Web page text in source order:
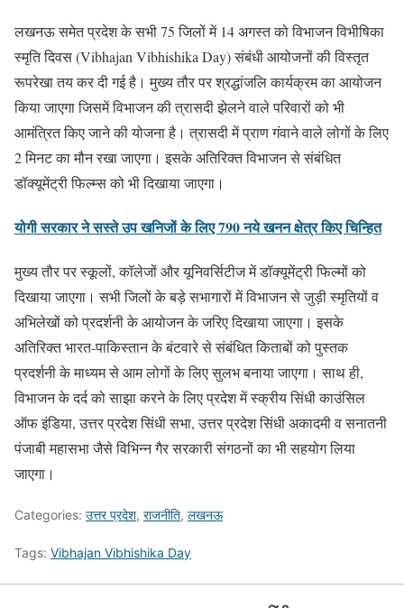
लखनऊ समेत प्रदेश के सभी 75 जिलों में 14 अगस्त को विभाजन विभीषिका
स्मृति दिवस (Vibhajan Vibhishika Day) संबंधी आयोजनों की विस्तृत
रूपरेखा तय कर दी गई है। मुख्य तौर पर श्रद्धांजलि कार्यक्रम का आयोजन
किया जाएगा जिसमें विभाजन की त्रासदी झेलने वाले परिवारों को भी
आमंत्रित किए जाने की योजना है। त्रासदी में प्राण गंवाने वाले लोगों के लिए
2 मिनट का मौन रखा जाएगा। इसके अतिरिक्त विभाजन से संबंधित
डॉक्यूमेंट्री फिल्म्स को भी दिखाया जाएगा।
योगी सरकार ने सस्ते उप खनिजों के लिए 790 नये खनन क्षेत्र किए चिन्हित
मुख्य तौर पर स्कूलों, कॉलेजों और यूनिवर्सिटीज में डॉक्यूमेंट्री फिल्मों को
दिखाया जाएगा। सभी जिलों के बड़े सभागारों में विभाजन से जुड़ी स्मृतियों व
अभिलेखों को प्रदर्शनी के आयोजन के जरिए दिखाया जाएगा। इसके
अतिरिक्त भारत-पाकिस्तान के बंटवारे से संबंधित किताबों को पुस्तक
प्रदर्शनी के माध्यम से आम लोगों के लिए सुलभ बनाया जाएगा। साथ ही,
विभाजन के दर्द को साझा करने के लिए प्रदेश में स्क्रीय सिंधी काउंसिल
ऑफ इंडिया, उत्तर प्रदेश सिंधी सभा, उत्तर प्रदेश सिंधी अकादमी व सनातनी
पंजाबी महासभा जैसे विभिन्न गैर सरकारी संगठनों का भी सहयोग लिया
जाएगा।
Categories: उत्तर प्रदेश, राजनीति, लखनऊ
Tags: Vibhajan Vibhishika Day